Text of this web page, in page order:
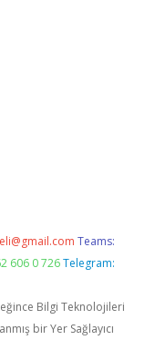
Teams:
606 0 726 Telegram:
Bilgi Teknolojileri
bir Yer Sağlayıcı